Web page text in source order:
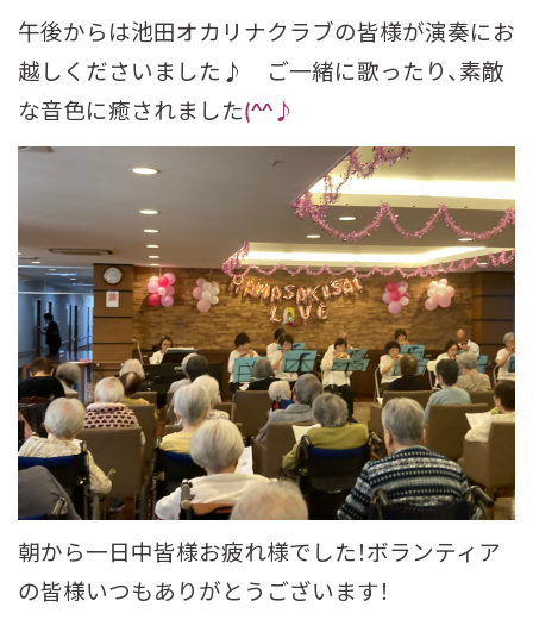
午後からは池田オカリナクラブの皆様が演奏にお
越しくださいました♪ ご一緒に歌ったり、素敵
な音色に癒されました(^^♪
朝から一日中皆様お疲れ様でした！ボランティア
の皆様いつもありがとうございます！